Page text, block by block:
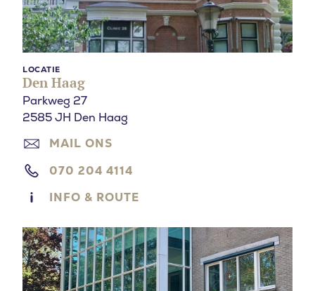
LOCATIE
Den Haag
Parkweg 27
2585 JH Den Haag
MAIL ONS
070 204 4114
INFO & ROUTE